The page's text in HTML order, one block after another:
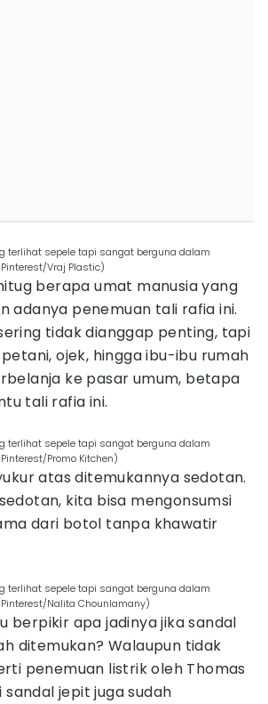
terlihat sepele tapi sangat berguna dalam
Vraj Plastic)
berapa umat manusia yang
adanya penemuan tali rafia ini.
tidak dianggap penting, tapi
ojek, hingga ibu-ibu rumah
ke pasar umum, betapa
tali rafia ini.
terlihat sepele tapi sangat berguna dalam
Promo Kitchen)
atas ditemukannya sedotan.
kita bisa mengonsumsi
dari botol tanpa khawatir
terlihat sepele tapi sangat berguna dalam
Nalita Chounlamany)
berpikir apa jadinya jika sandal
ditemukan? Walaupun tidak
penemuan listrik oleh Thomas
sandal jepit juga sudah